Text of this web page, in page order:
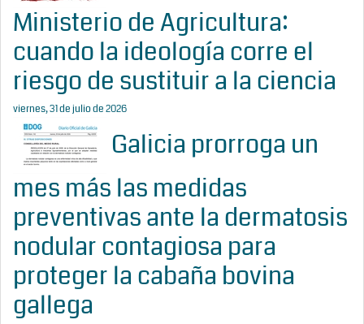
Ministerio de Agricultura:
cuando la ideología corre el
riesgo de sustituir a la ciencia
viernes, 31 de julio de 2026
Galicia prorroga un
mes más las medidas
preventivas ante la dermatosis
nodular contagiosa para
proteger la cabaña bovina
gallega